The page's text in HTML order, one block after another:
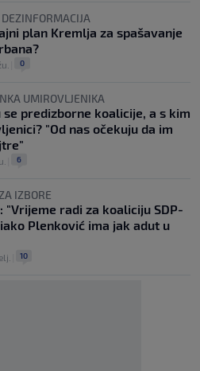
plan Kremlja za spašavanje
0
UMIROVLJENIKA
predizborne koalicije, a s kim
"Od nas očekuju da im
6
IZBORE
"Vrijeme radi za koaliciju SDP-
Plenković ima jak adut u
10